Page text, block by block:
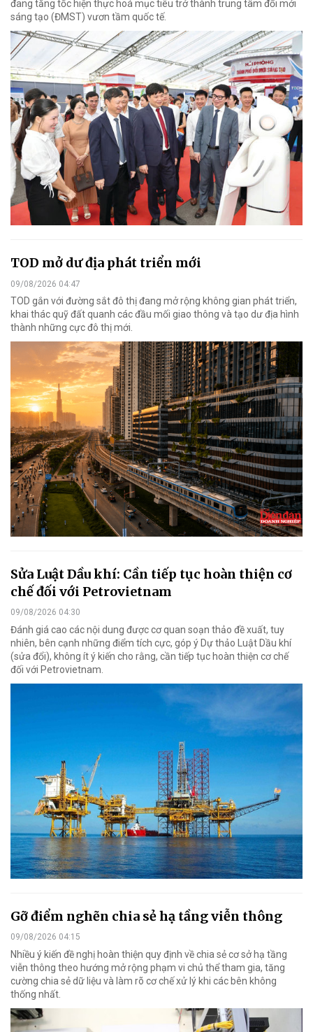
đang tăng tốc hiện thực hoá mục tiêu trở thành trung tâm đổi mới
sáng tạo (ĐMST) vươn tầm quốc tế.
TOD mở dư địa phát triển mới
09/08/2026 04:47
TOD gắn với đường sắt đô thị đang mở rộng không gian phát triển,
khai thác quỹ đất quanh các đầu mối giao thông và tạo dư địa hình
thành những cực đô thị mới.
Sửa Luật Dầu khí: Cần tiếp tục hoàn thiện cơ
chế đối với Petrovietnam
09/08/2026 04:30
Đánh giá cao các nội dung được cơ quan soạn thảo đề xuất, tuy
nhiên, bên cạnh những điểm tích cực, góp ý Dự thảo Luật Dầu khí
(sửa đổi), không ít ý kiến cho rằng, cần tiếp tục hoàn thiện cơ chế
đối với Petrovietnam.
Gỡ điểm nghẽn chia sẻ hạ tầng viễn thông
09/08/2026 04:15
Nhiều ý kiến đề nghị hoàn thiện quy định về chia sẻ cơ sở hạ tầng
viễn thông theo hướng mở rộng phạm vi chủ thể tham gia, tăng
cường chia sẻ dữ liệu và làm rõ cơ chế xử lý khi các bên không
thống nhất.